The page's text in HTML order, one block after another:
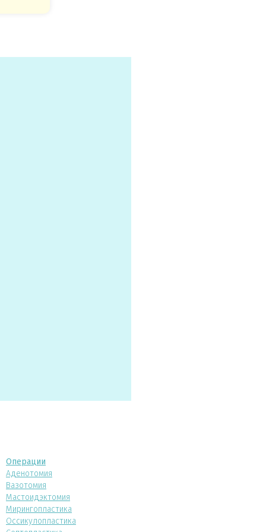
Операции
Аденотомия
Вазотомия
Мастоидэктомия
Мирингопластика
Оссикулопластика